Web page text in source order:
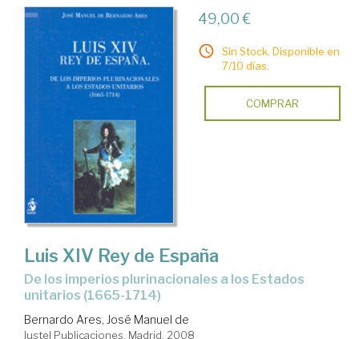
49,00 €
Sin Stock. Disponible en
7/10 días.
COMPRAR
Luis XIV Rey de España
de los imperios plurinacionales a los Estados
unitarios (1665-1714)
Bernardo Ares, José Manuel de
Iustel Publicaciones. Madrid, 2008